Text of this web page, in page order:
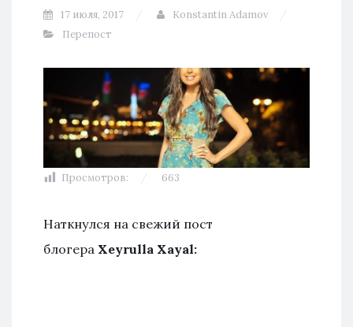
17 июля, 2017
Konstantin Adamov
Перепост
Просмотров: 663
Наткнулся на свежий пост
блогера Xeyrulla Xayal: